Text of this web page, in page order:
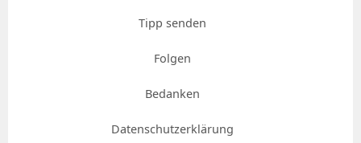
Tipp senden
Folgen
Bedanken
Datenschutzerklärung